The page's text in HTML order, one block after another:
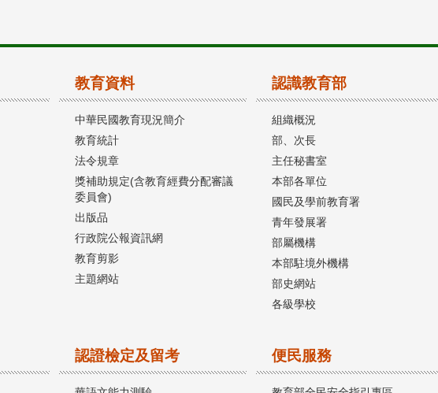
教育資料
中華民國教育現況簡介
教育統計
法令規章
獎補助規定(含教育經費分配審議
委員會)
出版品
行政院公報資訊網
教育剪影
主題網站
認識教育部
組織概況
部、次長
主任秘書室
本部各單位
國民及學前教育署
青年發展署
部屬機構
本部駐境外機構
部史網站
各級學校
認證檢定及留考 便民服務